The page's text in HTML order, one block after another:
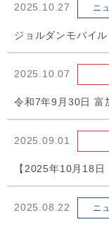
2025.10.27 ニ
ジョルダンモバイ
2025.10.07
令和7年9月30日 富
2025.09.01
【2025年10月18日
2025.08.22 ニ